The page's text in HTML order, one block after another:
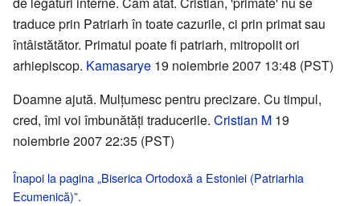
traduce prin Patriarh în toate cazurile, ci prin primat sau
întâistătător. Primatul poate fi patriarh, mitropolit ori
arhiepiscop. Kamasarye 19 noiembrie 2007 13:48 (PST)
Doamne ajută. Mulţumesc pentru precizare. Cu timpul,
cred, îmi voi îmbunătăţi traducerile. Cristian M 19
noiembrie 2007 22:35 (PST)
Înapoi la pagina „Biserica Ortodoxă a Estoniei (Patriarhia
Ecumenică)”.